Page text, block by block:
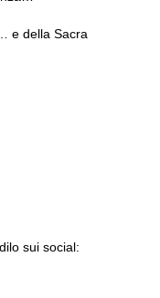
e della Sacra
sui social: